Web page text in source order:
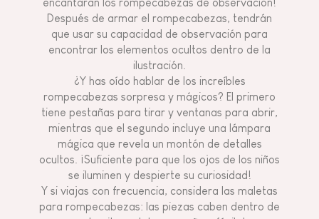
encantarán los rompecabezas de observación!
Después de armar el rompecabezas, tendrán
que usar su capacidad de observación para
encontrar los elementos ocultos dentro de la
ilustración.
¿Y has oído hablar de los increíbles
rompecabezas sorpresa y mágicos? El primero
tiene pestañas para tirar y ventanas para abrir,
mientras que el segundo incluye una lámpara
mágica que revela un montón de detalles
ocultos. ¡Suficiente para que los ojos de los niños
se iluminen y despierte su curiosidad!
Y si viajas con frecuencia, considera las maletas
para rompecabezas: las piezas caben dentro de